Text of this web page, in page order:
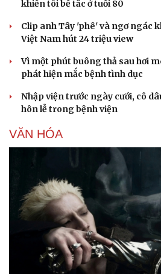
khiến tôi bế tắc ở tuổi 80
Clip anh Tây 'phê' và ngơ ngác
Việt Nam hút 24 triệu view
Vì một phút buông thả sau hơi
phát hiện mắc bệnh tình dục
Nhập viện trước ngày cưới, cô
hôn lễ trong bệnh viện
VĂN HÓA